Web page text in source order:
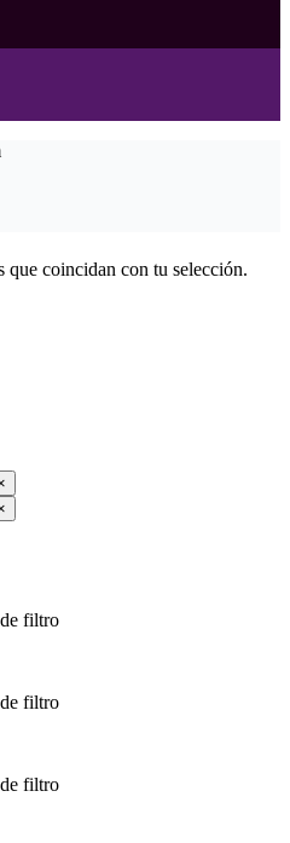
que coincidan con tu selección.
filtro
filtro
filtro